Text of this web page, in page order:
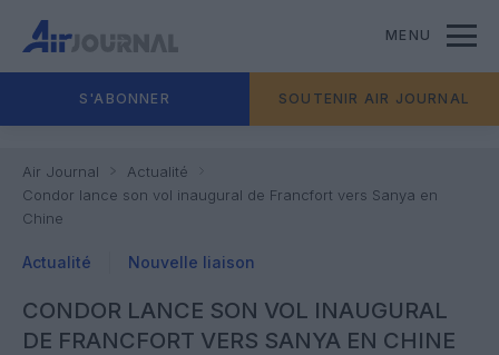
MENU
S'ABONNER SOUTENIR AIR JOURNAL
Air Journal
Actualité
Condor lance son vol inaugural de Francfort vers Sanya en
Chine
Actualité Nouvelle liaison
CONDOR LANCE SON VOL INAUGURAL
DE FRANCFORT VERS SANYA EN CHINE